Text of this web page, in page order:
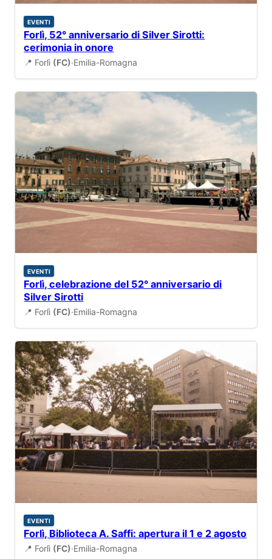
EVENTI
Forlì, 52° anniversario di Silver Sirotti:
cerimonia in onore
📍 Forlì (FC)·Emilia-Romagna
EVENTI
Forlì, celebrazione del 52° anniversario di
Silver Sirotti
📍 Forlì (FC)·Emilia-Romagna
EVENTI
Forlì, Biblioteca A. Saffi: apertura il 1 e 2 agosto
📍 Forlì (FC)·Emilia-Romagna